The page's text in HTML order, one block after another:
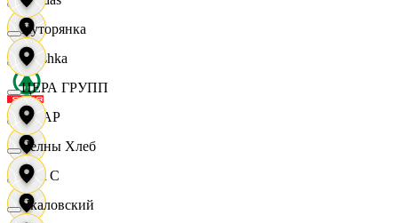
Bershka
СПАР
M A C
Хуторянка
ЦЕРА ГРУПП
Челны Хлеб
Чкаловский